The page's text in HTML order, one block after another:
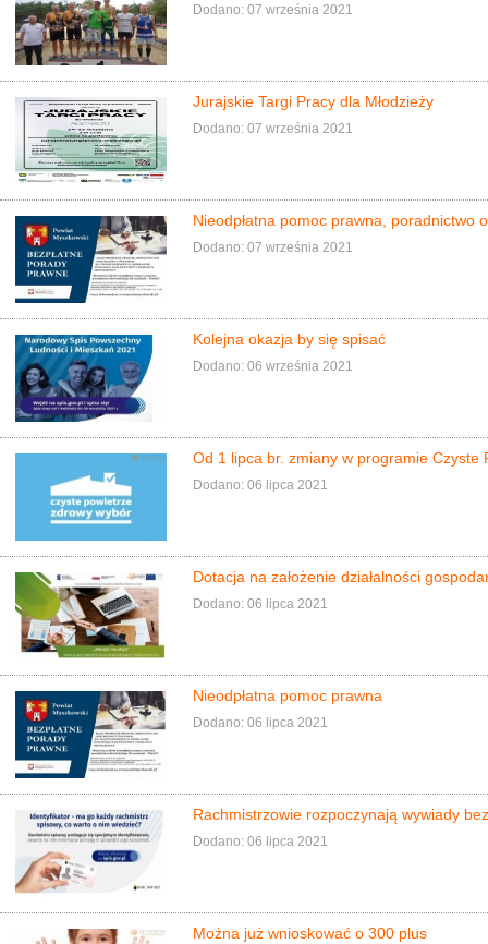
Dodano: 07 września 2021
Jurajskie Targi Pracy dla Młodzieży
Dodano: 07 września 2021
Nieodpłatna pomoc prawna, poradnictwo
Dodano: 07 września 2021
Kolejna okazja by się spisać
Dodano: 06 września 2021
Od 1 lipca br. zmiany w programie Czyste
Dodano: 06 lipca 2021
Dotacja na założenie działalności
Dodano: 06 lipca 2021
Nieodpłatna pomoc prawna
Dodano: 06 lipca 2021
Rachmistrzowie rozpoczynają wywiady
Dodano: 06 lipca 2021
Można już wnioskować o 300 plus